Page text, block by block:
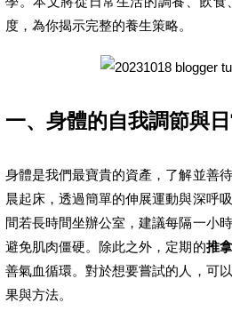
度，為你揭示完整的養生策略。
一、身體的自我調節與
身體是我們最寶貴的資產，了解並善
晨起床，透過簡單的伸展運動與深呼
間若長時間坐辦公室，建議每隔一小
避免肌肉僵硬。除此之外，定期的推拿
善氣血循環。對於想要嘗試的人，可
果與方法。